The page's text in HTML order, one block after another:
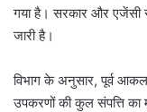
गया है। सरकार और एजेंसी
जारी है।
विभाग के अनुसार, पूर्व
उपकरणों की कुल संपत्ति